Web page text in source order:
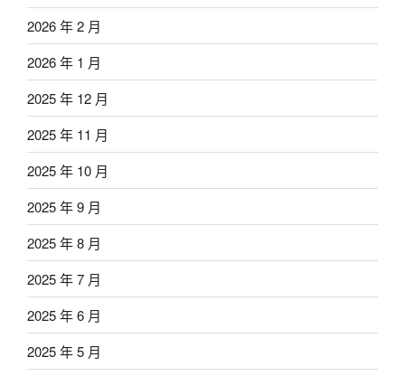
2026 年 2 月
2026 年 1 月
2025 年 12 月
2025 年 11 月
2025 年 10 月
2025 年 9 月
2025 年 8 月
2025 年 7 月
2025 年 6 月
2025 年 5 月